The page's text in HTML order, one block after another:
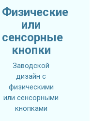
Физические
или
сенсорные
кнопки
Заводской
дизайн с
физическими
или сенсорными
кнопками